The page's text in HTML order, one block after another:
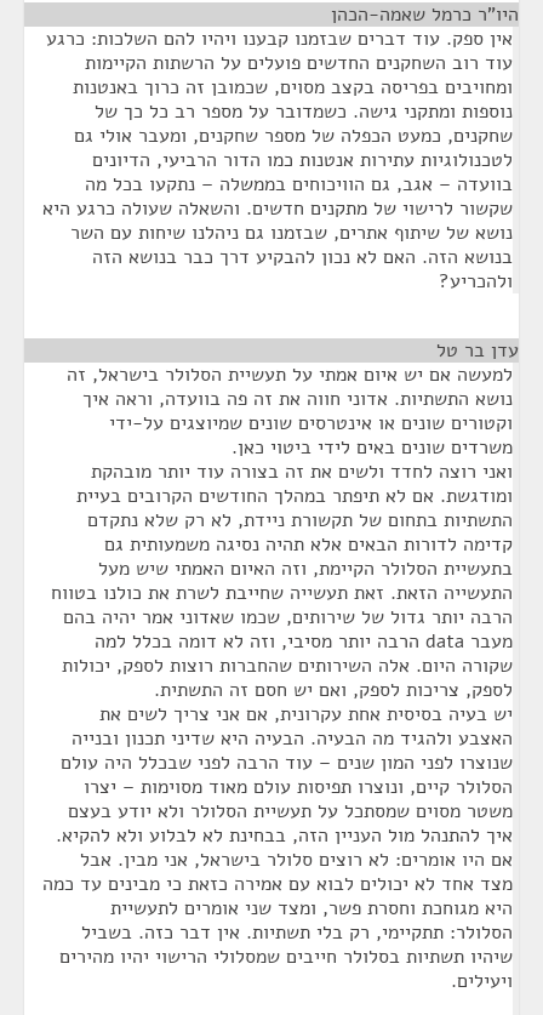
היו"ר כרמל שאמה-הכהן
אין ספק. עוד דברים שבזמנו קבענו ויהיו להם השלכות: כרגע
עוד רוב השחקנים החדשים פועלים על הרשתות הקיימות
ומחויבים בפריסה בקצב מסוים, שכמובן זה כרוך באנטנות
נוספות ומתקני גישה. כשמדובר על מספר רב כל כך של
שחקנים, כמעט הכפלה של מספר שחקנים, ומעבר אולי גם
לטכנולוגיות עתירות אנטנות כמו הדור הרביעי, הדיונים
בוועדה – אגב, גם הוויכוחים בממשלה – נתקעו בכל מה
שקשור לרישוי של מתקנים חדשים. והשאלה שעולה כרגע היא
נושא של שיתוף אתרים, שבזמנו גם ניהלנו שיחות עם השר
בנושא הזה. האם לא נכון להבקיע דרך כבר בנושא הזה
ולהכריע?
עדן בר טל
למעשה אם יש איום אמתי על תעשיית הסלולר בישראל, זה
נושא התשתיות. אדוני חווה את זה פה בוועדה, וראה איך
וקטורים שונים או אינטרסים שונים שמיוצגים על-ידי
משרדים שונים באים לידי ביטוי כאן.
ואני רוצה לחדד ולשים את זה בצורה עוד יותר מובהקת
ומודגשת. אם לא תיפתר במהלך החודשים הקרובים בעיית
התשתיות בתחום של תקשורת ניידת, לא רק שלא נתקדם
קדימה לדורות הבאים אלא תהיה נסיגה משמעותית גם
בתעשיית הסלולר הקיימת, וזה האיום האמתי שיש מעל
התעשייה הזאת. זאת תעשייה שחייבת לשרת את כולנו בטווח
הרבה יותר גדול של שירותים, שכמו שאדוני אמר יהיה בהם
מעבר data הרבה יותר מסיבי, וזה לא דומה בכלל למה
שקורה היום. אלה השירותים שהחברות רוצות לספק, יכולות
לספק, צריכות לספק, ואם יש חסם זה התשתית.
יש בעיה בסיסית אחת עקרונית, אם אני צריך לשים את
האצבע ולהגיד מה הבעיה. הבעיה היא שדיני תכנון ובנייה
שנוצרו לפני המון שנים – עוד הרבה לפני שבכלל היה עולם
הסלולר קיים, ונוצרו תפיסות עולם מאוד מסוימות – יצרו
משטר מסוים שמסתכל על תעשיית הסלולר ולא יודע בעצם
איך להתנהל מול העניין הזה, בבחינת לא לבלוע ולא להקיא.
אם היו אומרים: לא רוצים סלולר בישראל, אני מבין. אבל
מצד אחד לא יכולים לבוא עם אמירה כזאת כי מבינים עד כמה
היא מגוחכת וחסרת פשר, ומצד שני אומרים לתעשיית
הסלולר: תתקיימי, רק בלי תשתיות. אין דבר כזה. בשביל
שיהיו תשתיות בסלולר חייבים שמסלולי הרישוי יהיו מהירים
ויעילים.